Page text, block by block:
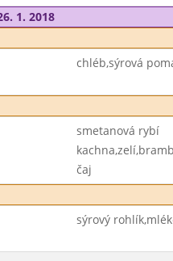
1. 2018
chléb,sýrová
smetanová rybí
čaj
sýrový